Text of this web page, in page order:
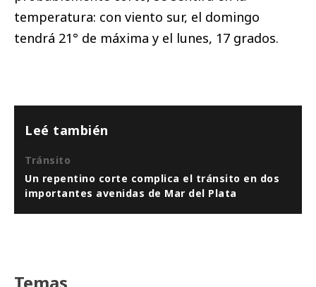
temperatura: con viento sur, el domingo
tendrá 21° de máxima y el lunes, 17 grados.
Leé también
Tránsito
Un repentino corte complica el tránsito en dos
importantes avenidas de Mar del Plata
Temas